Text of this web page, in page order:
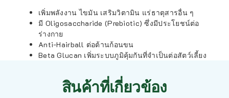
เพิ่มพลังงาน ไขมัน เสริมวิตามิน แร่ธาตุสารอื่น ๆ
มี Oligosaccharide (Prebiotic) ซึ่งมีประโยชน์ต่อ
ร่างกาย
Anti-Hairball ต่อต้านก้อนขน
Beta Glucan เพิ่มระบบภูมิคุ้มกันที่จำเป็นต่อสัตว์เลี้ยง
สินค้าที่เกี่ยวข้อง